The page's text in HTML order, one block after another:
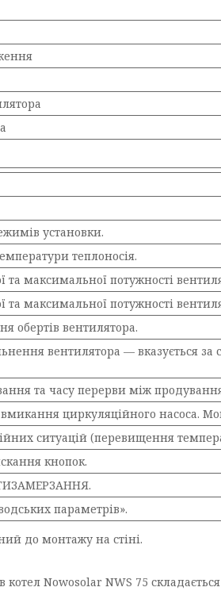
установки.
теплоносія.
максимальної потужності
та максимальної потужності
обертів вентилятора.
вентилятора — вказується
та часу перерви між
циркуляційного насоса.
ситуацій (перевищення
кнопок.
параметрів».
до монтажу на стіні.
котел Nowosolar NWS 75